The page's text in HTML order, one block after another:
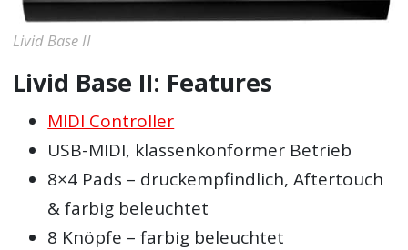
Livid Base II
Livid Base II: Features
MIDI Controller
USB-MIDI, klassenkonformer Betrieb
8×4 Pads – druckempfindlich, Aftertouch
& farbig beleuchtet
8 Knöpfe – farbig beleuchtet